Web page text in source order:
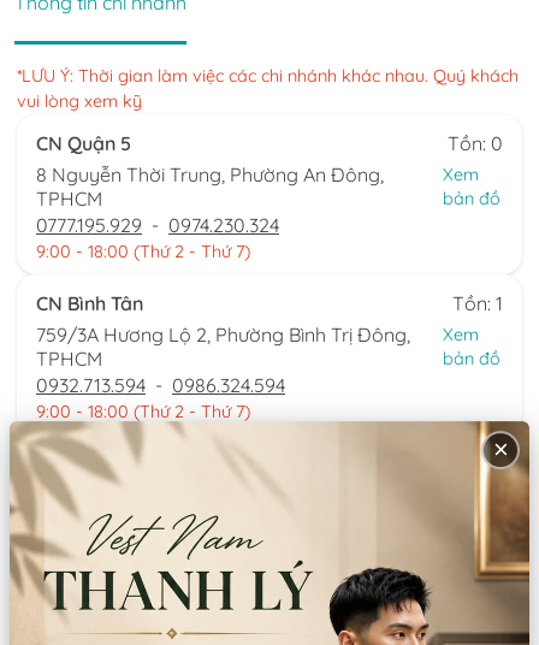
*LƯU Ý: Thời gian làm việc các chi nhánh khác nhau. Quý khách
vui lòng xem kỹ
CN Quận 5
Tồn: 0
8 Nguyễn Thời Trung, Phường An Đông,
TPHCM
Xem
bản đồ
0777.195.929 - 0974.230.324
9:00 - 18:00 (Thứ 2 - Thứ 7)
CN Bình Tân
Tồn: 1
759/3A Hương Lộ 2, Phường Bình Trị Đông,
TPHCM
Xem
bản đồ
0932.713.594 - 0986.324.594
9:00 - 18:00 (Thứ 2 - Thứ 7)
CN Bình Thạnh
Tồn: 0
58/6 Tân Cảng, Phường Thạnh Mỹ Tây,
TPHCM
bản đồ
086.7474.247 086.8644.086
9:00 - 18:00 (Thứ 2 - Chủ nhật)
×